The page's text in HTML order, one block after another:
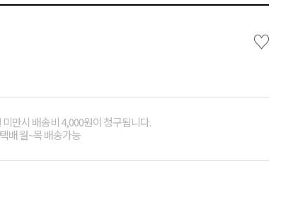
♡
만시 배송비 4,000원이 청구됩니다.
배 월~목 배송가능